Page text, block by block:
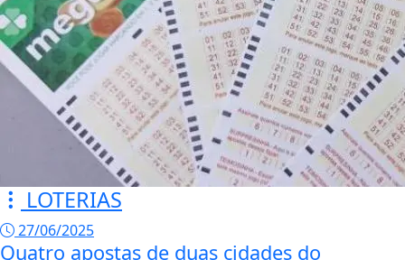
LOTERIAS
27/06/2025
Quatro apostas de duas cidades do